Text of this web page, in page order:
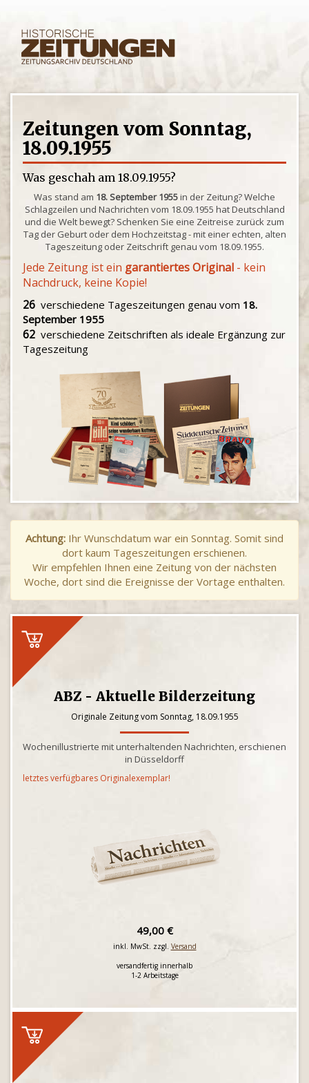
Zeitungen vom Sonntag,
18.09.1955
Was geschah am 18.09.1955?
Was stand am 18. September 1955in der Zeitung? Welche
Schlagzeilen und Nachrichten vom 18.09.1955 hat Deutschland
und die Welt bewegt? Schenken Sie eine Zeitreise zurück zum
Tag der Geburt oder dem Hochzeitstag - mit einer echten, alten
Tageszeitung oder Zeitschrift genau vom 18.09.1955.
Jede Zeitung ist ein garantiertes Original - kein
Nachdruck, keine Kopie!
26 verschiedene Tageszeitungen genau vom 18.
September 1955
62 verschiedene Zeitschriften als ideale Ergänzung zur
Tageszeitung
Achtung: Ihr Wunschdatum war ein Sonntag. Somit sind
dort kaum Tageszeitungen erschienen.
Wir empfehlen Ihnen eine Zeitung von der nächsten
Woche, dort sind die Ereignisse der Vortage enthalten.
ABZ - Aktuelle Bilderzeitung
Originale Zeitung vom Sonntag, 18.09.1955
Wochenillustrierte mit unterhaltenden Nachrichten, erschienen
in Düsseldorff
letztes verfügbares Originalexemplar!
49,00 €
inkl. MwSt. zzgl. Versand
versandfertig innerhalb
1-2 Arbeitstage